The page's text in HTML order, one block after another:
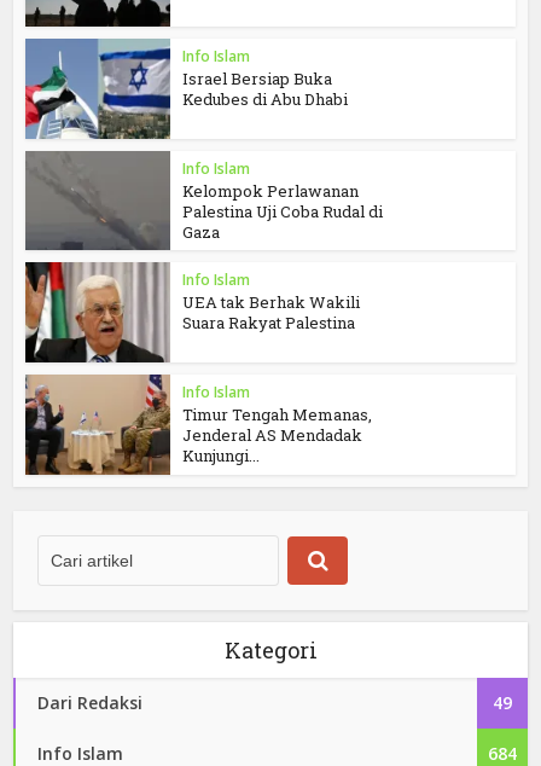
Info Islam
Israel Bersiap Buka
Kedubes di Abu Dhabi
Info Islam
Kelompok Perlawanan
Palestina Uji Coba Rudal di
Gaza
Info Islam
UEA tak Berhak Wakili
Suara Rakyat Palestina
Info Islam
Timur Tengah Memanas,
Jenderal AS Mendadak
Kunjungi...
Kategori
Dari Redaksi 49
Info Islam 684